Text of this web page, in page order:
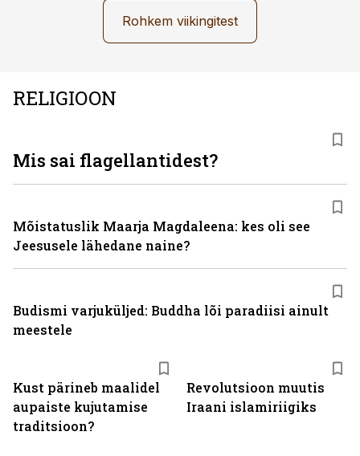
Rohkem viikingitest
RELIGIOON
Kust pärineb maalidel
aupaiste kujutamise
traditsioon?
Revolutsioon muutis
Iraani islamiriigiks
Mis sai flagellantidest?
Mõistatuslik Maarja Magdaleena: kes oli see
Jeesusele lähedane naine?
Budismi varjuküljed: Buddha lõi paradiisi ainult
meestele